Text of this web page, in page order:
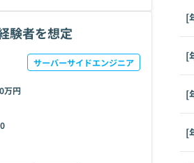
験者を想定
サーバーサイドエンジニア
万円
[
[
[
[